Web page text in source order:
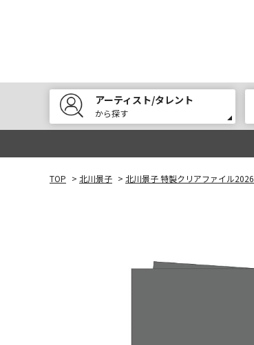
アーティスト/タレント
から探す
TOP > 北川景子 > 北川景子 特製クリアファイル2026